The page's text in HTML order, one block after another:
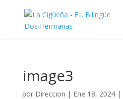
image3
por Direccion | Ene 18, 2024|